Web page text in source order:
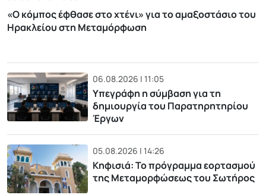
«Ο κόμπος έφθασε στο χτένι» για το αμαξοστάσιο του
Ηρακλείου στη Μεταμόρφωση
06.08.2026 | 11:05
Υπεγράφη η σύμβαση για τη
δημιουργία του Παρατηρητηρίου
Έργων
05.08.2026 | 14:26
Κηφισιά: Το πρόγραμμα εορτασμού
της Μεταμορφώσεως του Σωτήρος